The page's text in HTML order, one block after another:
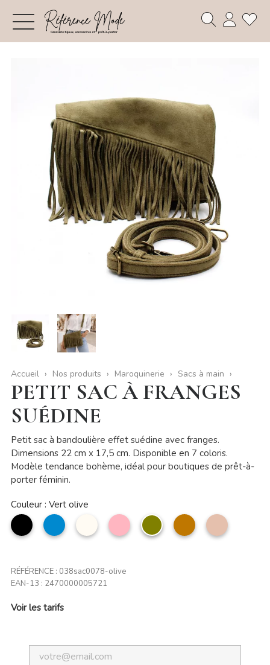
Accueil Nos produits Maroquinerie Sacs à main
PETIT SAC À FRANGES
SUÉDINE
Petit sac à bandoulière effet suédine avec franges.
Dimensions 22 cm x 17,5 cm. Disponible en 7 coloris.
Modèle tendance bohème, idéal pour boutiques de prêt-à-
porter féminin.
Couleur : Vert olive
noir
bleu
jean
Beige
Rose
clair
Vert
olive
camel
Taupe
clair
RÉFÉRENCE : 038sac0078-olive
EAN-13 : 2470000005721
Voir les tarifs